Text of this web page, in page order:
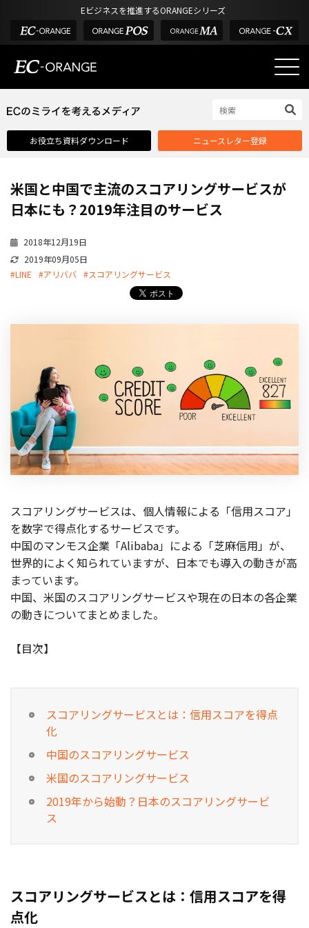
Eビジネスを推進するORANGEシリーズ
選ばれる理由
課題解決例
機能一覧
外部サービス連携
インフラ環境・サポート
ショッピングモール型 EC
マルチテナント、マルチブランドなど
通販受注対応
ECと通販の連動を可能に
EC運用支援
継続的に結果を出し続けるECサイトへ
ライセンス契約
内製化支援
補助金活用支援
導入事例
お役立ち記事
お役立ち資料ダウンロード ニュースレター登録
米国と中国で主流のスコアリングサービスが
日本にも？2019年注目のサービス
2018年12月19日
2019年09月05日
#LINE
#アリババ #スコアリングサービス
スコアリングサービスは、個人情報による「信用スコア」
を数字で得点化するサービスです。
中国のマンモス企業「Alibaba」による「芝麻信用」が、
世界的によく知られていますが、日本でも導入の動きが高
まっています。
中国、米国のスコアリングサービスや現在の日本の各企業
の動きについてまとめました。
【目次】
スコアリングサービスとは：信用スコアを得点
化
中国のスコアリングサービス
米国のスコアリングサービス
2019年から始動？日本のスコアリングサービ
ス
スコアリングサービスとは：信用スコアを得
点化